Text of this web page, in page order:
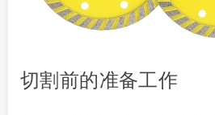
切割前的准备工作